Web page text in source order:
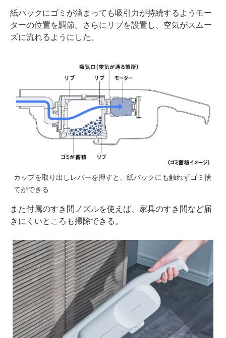
紙パックにゴミが溜まっても吸引力が持続するようモー
ターの位置を調節。さらにリブを設置し、空気がスムー
ズに流れるようにした。
カップを取り出しレバーを押すと、紙パックにも触れずゴミ捨
てができる
また付属のすき間ノズルを使えば、家具のすき間など届
きにくいところも掃除できる。